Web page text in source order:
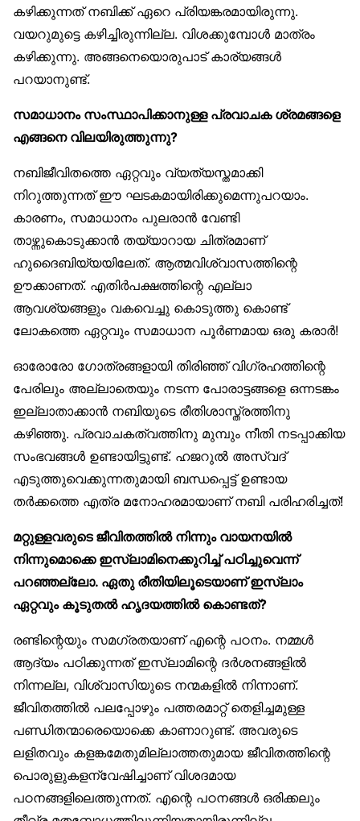
കഴിക്കുന്നത് നബിക്ക് ഏറെ പ്രിയങ്കരമായിരുന്നു.
വയറുമുട്ടെ കഴിച്ചിരുന്നില്ല. വിശക്കുമ്പോൾ മാത്രം
കഴിക്കുന്നു. അങ്ങനെയൊരുപാട് കാര്യങ്ങൾ
പറയാനുണ്ട്.
സമാധാനം സംസ്ഥാപിക്കാനുള്ള പ്രവാചക ശ്രമങ്ങളെ
എങ്ങനെ വിലയിരുത്തുന്നു?
നബിജീവിതത്തെ ഏറ്റവും വ്യത്യസ്തമാക്കി
നിറുത്തുന്നത് ഈ ഘടകമായിരിക്കുമെന്നുപറയാം.
കാരണം, സമാധാനം പുലരാൻ വേണ്ടി
താഴ്ന്നുകൊടുക്കാൻ തയ്യാറായ ചിത്രമാണ്
ഹുദൈബിയ്യയിലേത്. ആത്മവിശ്വാസത്തിന്റെ
ഊക്കാണത്. എതിർപക്ഷത്തിന്റെ എല്ലാ
ആവശ്യങ്ങളും വകവെച്ചു കൊടുത്തു കൊണ്ട്
ലോകത്തെ ഏറ്റവും സമാധാന പൂർണമായ ഒരു കരാർ!
ഓരോരോ ഗോത്രങ്ങളായി തിരിഞ്ഞ് വിഗ്രഹത്തിന്റെ
പേരിലും അല്ലാതെയും നടന്ന പോരാട്ടങ്ങളെ ഒന്നടങ്കം
ഇല്ലാതാക്കാൻ നബിയുടെ രീതിശാസ്ത്രത്തിനു
കഴിഞ്ഞു. പ്രവാചകത്വത്തിനു മുമ്പും നീതി നടപ്പാക്കിയ
സംഭവങ്ങൾ ഉണ്ടായിട്ടുണ്ട്. ഹജറുൽ അസ്‌വദ്
എടുത്തുവെക്കുന്നതുമായി ബന്ധപ്പെട്ട് ഉണ്ടായ
തർക്കത്തെ എത്ര മനോഹരമായാണ് നബി പരിഹരിച്ചത്!
മറ്റുള്ളവരുടെ ജീവിതത്തിൽ നിന്നും വായനയിൽ
നിന്നുമൊക്കെ ഇസ്‌ലാമിനെക്കുറിച്ച് പഠിച്ചുവെന്ന്
പറഞ്ഞല്ലോ. ഏതു രീതിയിലൂടെയാണ് ഇസ്‌ലാം
ഏറ്റവും കൂടുതൽ ഹൃദയത്തിൽ കൊണ്ടത്?
രണ്ടിന്റെയും സമഗ്രതയാണ് എന്റെ പഠനം. നമ്മൾ
ആദ്യം പഠിക്കുന്നത് ഇസ്‌ലാമിന്റെ ദർശനങ്ങളിൽ
നിന്നല്ല, വിശ്വാസിയുടെ നന്മകളിൽ നിന്നാണ്.
ജീവിതത്തിൽ പലപ്പോഴും പത്തരമാറ്റ് തെളിച്ചമുള്ള
പണ്ഡിതന്മാരെയൊക്കെ കാണാറുണ്ട്. അവരുടെ
ലളിതവും കളങ്കമേതുമില്ലാത്തതുമായ ജീവിതത്തിന്റെ
പൊരുളുകളന്വേഷിച്ചാണ് വിശദമായ
പഠനങ്ങളിലെത്തുന്നത്. എന്റെ പഠനങ്ങൾ ഒരിക്കലും